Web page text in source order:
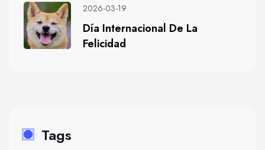
2026-03-19
Día Internacional De La
Felicidad
Tags